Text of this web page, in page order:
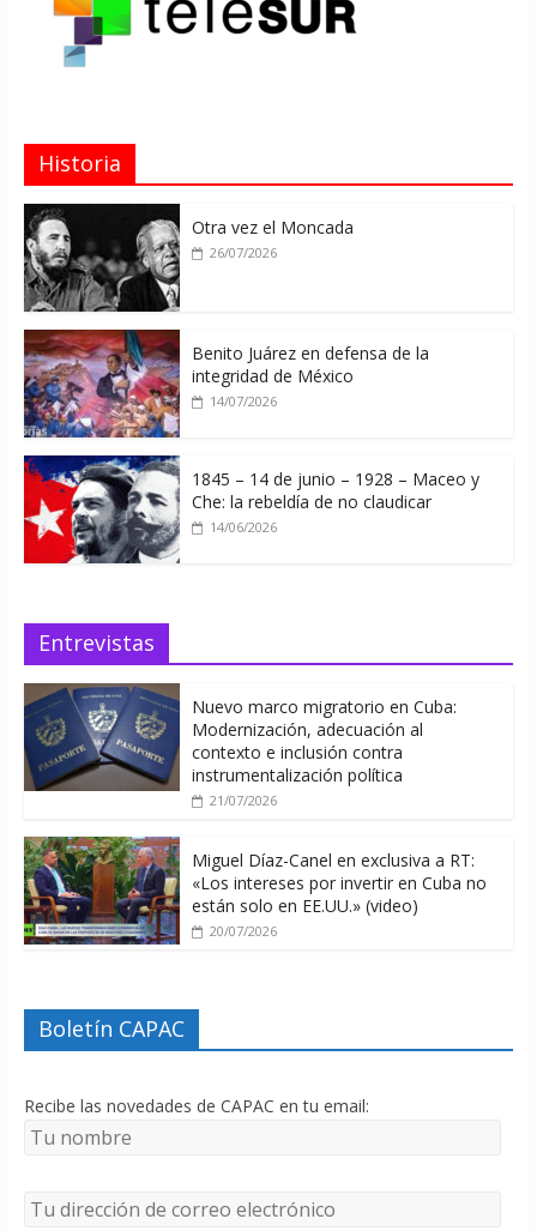
Historia
Otra vez el Moncada
26/07/2026
Benito Juárez en defensa de la
integridad de México
14/07/2026
1845 – 14 de junio – 1928 – Maceo y
Che: la rebeldía de no claudicar
14/06/2026
Entrevistas
Nuevo marco migratorio en Cuba:
Modernización, adecuación al
contexto e inclusión contra
instrumentalización política
21/07/2026
Miguel Díaz-Canel en exclusiva a RT:
«Los intereses por invertir en Cuba no
están solo en EE.UU.» (video)
20/07/2026
Boletín CAPAC
Recibe las novedades de CAPAC en tu email: